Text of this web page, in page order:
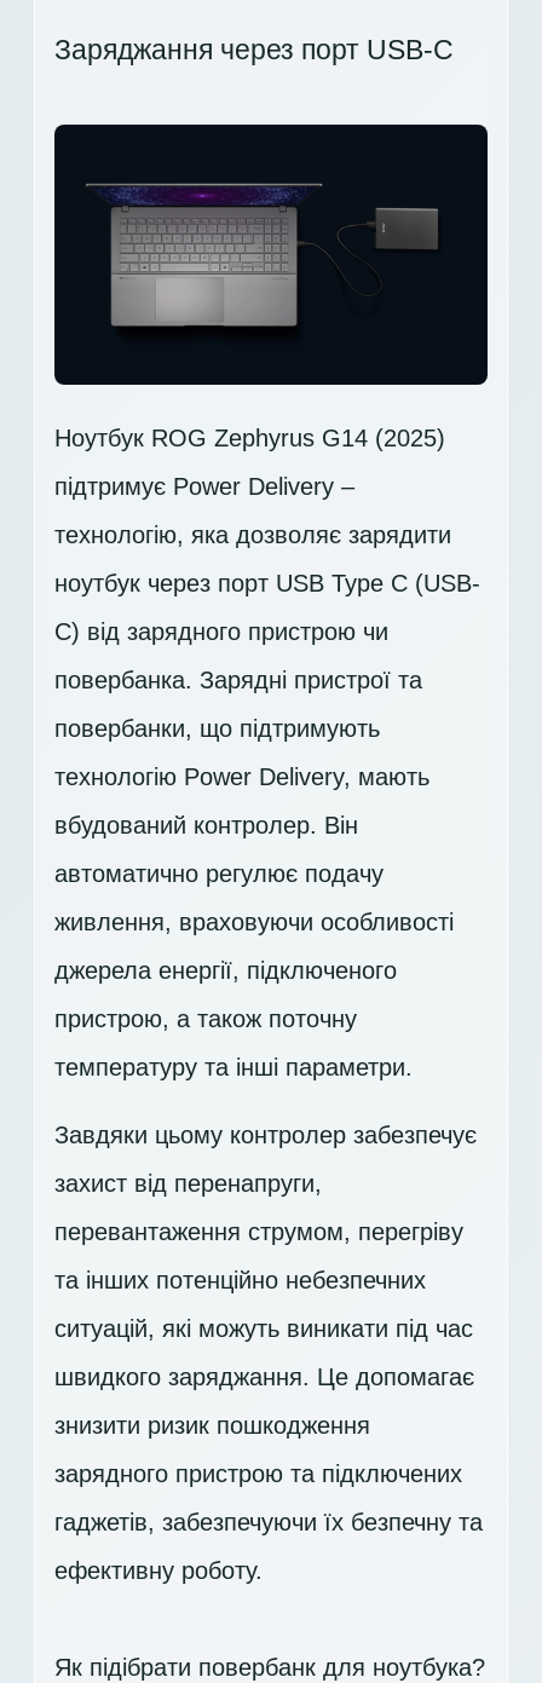
Заряджання через порт USB-C
Ноутбук ROG Zephyrus G14 (2025)
підтримує Power Delivery –
технологію, яка дозволяє зарядити
ноутбук через порт USB Type C (USB-
C) від зарядного пристрою чи
повербанка. Зарядні пристрої та
повербанки, що підтримують
технологію Power Delivery, мають
вбудований контролер. Він
автоматично регулює подачу
живлення, враховуючи особливості
джерела енергії, підключеного
пристрою, а також поточну
температуру та інші параметри.
Завдяки цьому контролер забезпечує
захист від перенапруги,
перевантаження струмом, перегріву
та інших потенційно небезпечних
ситуацій, які можуть виникати під час
швидкого заряджання. Це допомагає
знизити ризик пошкодження
зарядного пристрою та підключених
гаджетів, забезпечуючи їх безпечну та
ефективну роботу.
Як підібрати повербанк для ноутбука?